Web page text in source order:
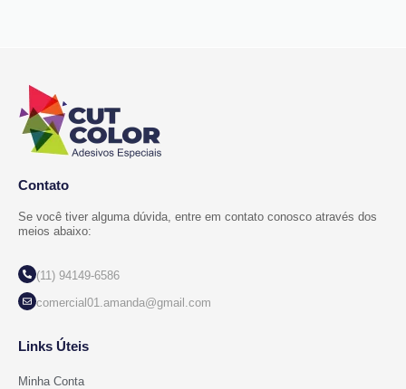
Contato
Se você tiver alguma dúvida, entre em contato conosco através dos
meios abaixo:
(11) 94149-6586
comercial01.amanda@gmail.com
Links Úteis
Minha Conta